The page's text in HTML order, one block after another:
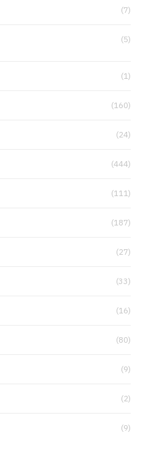
(7)
(5)
(1)
(160)
(24)
(444)
(111)
(187)
(27)
(33)
(16)
(80)
(9)
(2)
(9)